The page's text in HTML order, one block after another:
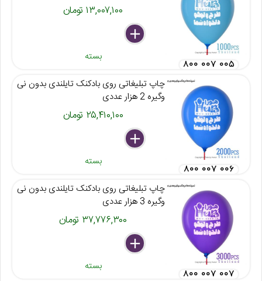
۱۳,۰۰۷,۱۰۰ تومان
delete
remove
add
بسته
۸۰۰ ۰۰۷ ۰۰۵
چاپ تبلیغاتی روی بادکنک تایلندی بدون نی
وگیره 2 هزار عددی
۲۵,۴۱۰,۱۰۰ تومان
delete
remove
add
بسته
۸۰۰ ۰۰۷ ۰۰۶
چاپ تبلیغاتی روی بادکنک تایلندی بدون نی
وگیره 3 هزار عددی
۳۷,۷۷۶,۳۰۰ تومان
delete
remove
add
بسته
۸۰۰ ۰۰۷ ۰۰۷